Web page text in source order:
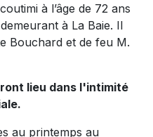
à l’âge de 72 ans
à La Baie. Il
Bouchard et de feu M.
lieu dans l'intimité
au printemps au